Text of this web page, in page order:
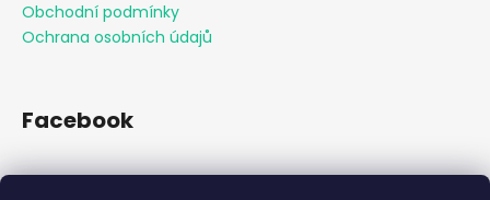
Obchodní podmínky
Ochrana osobních údajů
Facebook